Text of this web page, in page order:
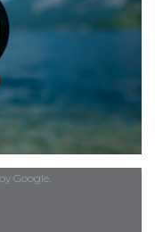
Google.